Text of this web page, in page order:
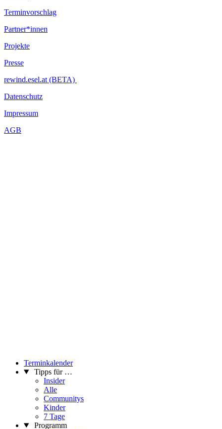
Terminvorschlag
Partner*innen
Projekte
Presse
rewind.esel.at (BETA)
Datenschutz
Impressum
AGB
Terminkalender
Tipps für …
Insider
Alle
Communitys
Kinder
7 Tage
Programm